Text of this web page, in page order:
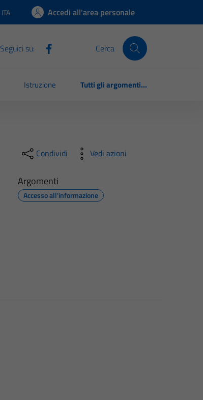
Lingua attiva:
ITA Accedi all'area personale
Seguici su: Cerca
Istruzione Tutti gli argomenti...
Condividi Vedi azioni
Argomenti
Accesso all'informazione